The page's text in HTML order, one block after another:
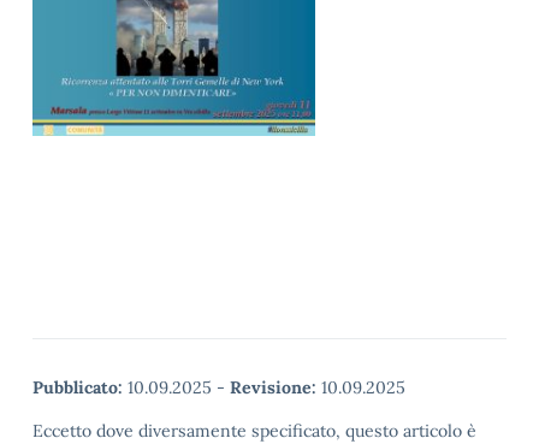
Pubblicato: 10.09.2025 - Revisione: 10.09.2025
Eccetto dove diversamente specificato, questo articolo è